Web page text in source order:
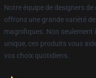
Notre équipe de designers
offrons une grande variété
magnifiques. Non
unique, ces produits vous
vos choix quotidiens.